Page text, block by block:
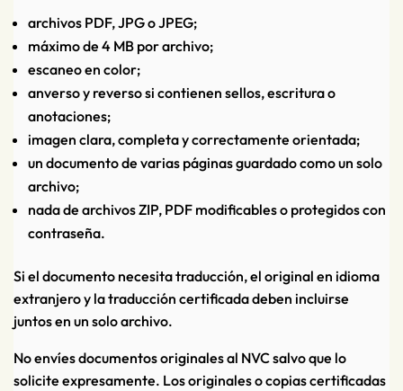
archivos PDF, JPG o JPEG;
máximo de 4 MB por archivo;
escaneo en color;
anverso y reverso si contienen sellos, escritura o
anotaciones;
imagen clara, completa y correctamente orientada;
un documento de varias páginas guardado como un solo
archivo;
nada de archivos ZIP, PDF modificables o protegidos con
contraseña.
Si el documento necesita traducción, el original en idioma
extranjero y la traducción certificada deben incluirse
juntos en un solo archivo.
No envíes documentos originales al NVC salvo que lo
solicite expresamente. Los originales o copias certificadas